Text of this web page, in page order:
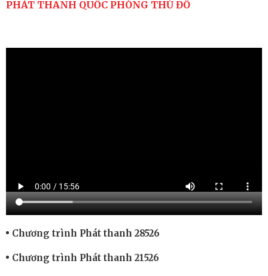
PHÁT THANH QUỐC PHÒNG THỦ ĐÔ
Chương trình Phát thanh 28526
Chương trình Phát thanh 21526